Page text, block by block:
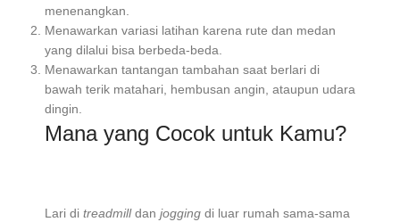
menenangkan.
Menawarkan variasi latihan karena rute dan medan
yang dilalui bisa berbeda-beda.
Menawarkan tantangan tambahan saat berlari di
bawah terik matahari, hembusan angin, ataupun udara
dingin.
Mana yang Cocok untuk Kamu?
Lari di treadmilldan jogging di luar rumah sama-sama